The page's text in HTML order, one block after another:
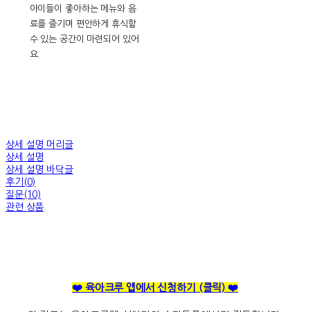
아이들이 좋아하는 메뉴와 음
료를 즐기며 편안하게 휴식할
수 있는 공간이 마련되어 있어
요.
상세 설명 머리글
상세 설명
상세 설명 바닥글
후기(0)
질문(10)
관련 상품
❤️ 육아크루 앱에서 신청하기 (클릭) ❤️